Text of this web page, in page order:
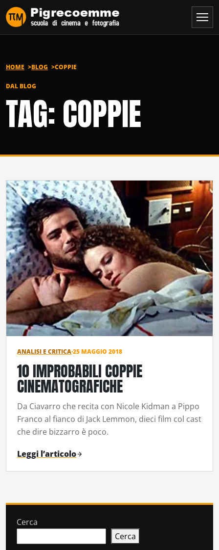
Vai al contenuto
HOME BLOG COPPIE
DAL BLOG
TAG: COPPIE
ANALISI E CRITICA·25 MAGGIO 2018
10 IMPROBABILI COPPIE
CINEMATOGRAFICHE
Da Ciavarro che recita con Nicole Kidman a Pippo
Franco al fianco di Jack Lemmon, dieci film col cast
che dire bizzarro è poco.
Leggi l’articolo
Cerca
Cerca